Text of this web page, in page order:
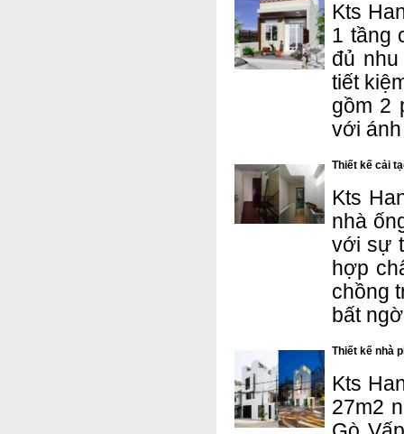
Kts
1 tầng
đủ
tiết
gồm 2
với
Thiết kế cải
Kts
nhà
với sự
hợp
chồng
bất
Thiết kế nhà
Kts
27m2